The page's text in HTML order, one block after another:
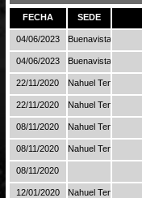
FECHA SEDE
04/06/2023 Buenavista
04/06/2023 Buenavista
22/11/2020 Nahuel Tenis
22/11/2020 Nahuel Tenis
08/11/2020 Nahuel Tenis
08/11/2020 Nahuel Tenis
08/11/2020
12/01/2020 Nahuel Tenis